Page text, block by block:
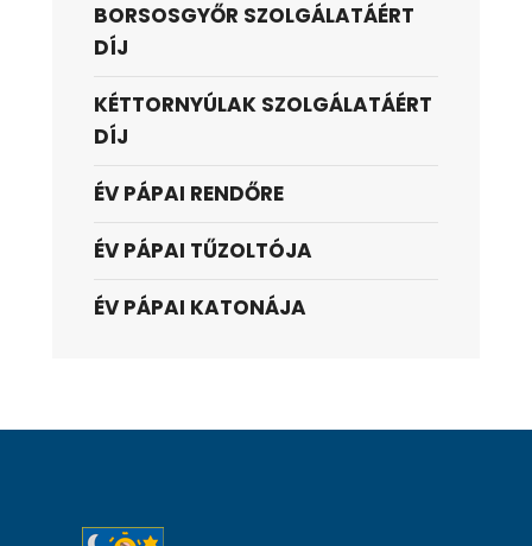
BORSOSGYŐR SZOLGÁLATÁÉRT
DÍJ
KÉTTORNYÚLAK SZOLGÁLATÁÉRT
DÍJ
ÉV PÁPAI RENDŐRE
ÉV PÁPAI TŰZOLTÓJA
ÉV PÁPAI KATONÁJA